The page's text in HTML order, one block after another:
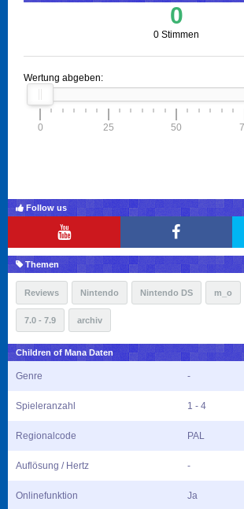
0
0 Stimmen
Wertung abgeben:
0 25 50
Follow us
Themen
Reviews Nintendo Nintendo DS m_o
7.0 - 7.9 archiv
Children of Mana Daten
Genre -
Spieleranzahl 1 - 4
Regionalcode PAL
Auflösung / Hertz -
Onlinefunktion Ja